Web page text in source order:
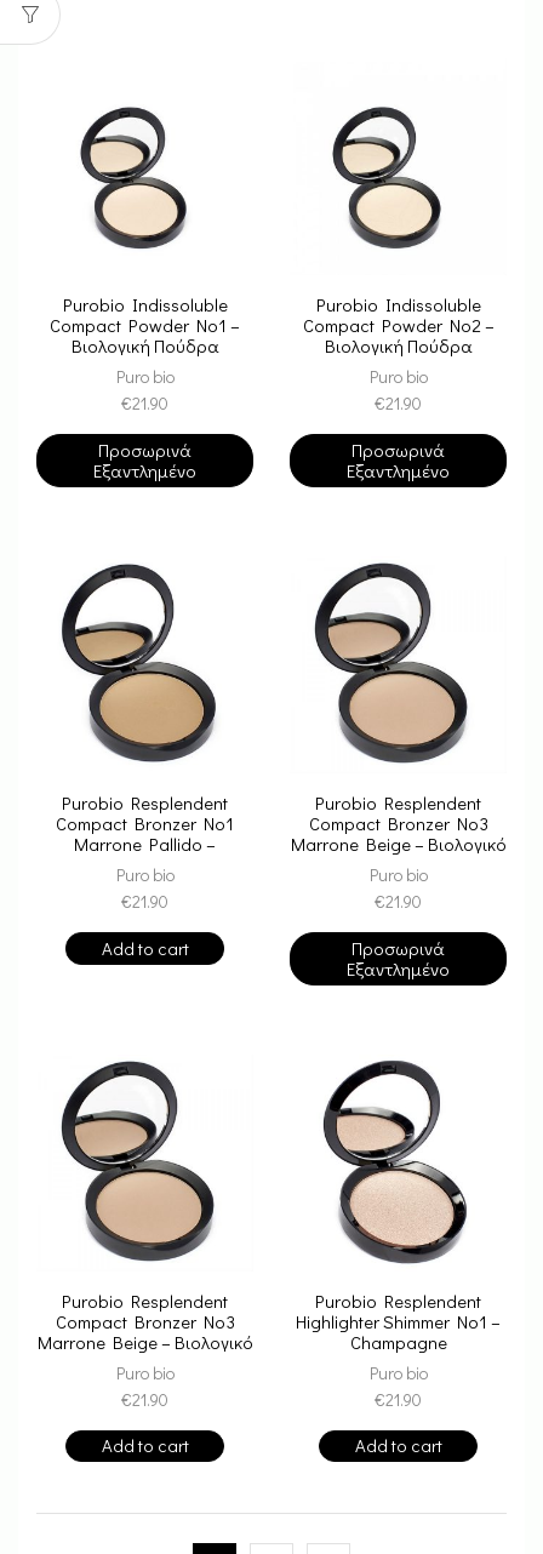
Purobio Indissoluble
Compact Powder Nο1 –
Βιολογική Πούδρα
Προσώπου
Puro bio
€21.90
Προσωρινά
Εξαντλημένο
Purobio Indissoluble
Compact Powder Nο2 –
Βιολογική Πούδρα
Προσώπου
Puro bio
€21.90
Προσωρινά
Εξαντλημένο
Purobio Resplendent
Compact Bronzer No1
Marrone Pallido –
Βιολογικό Bronzer
Puro bio
€21.90
Add to cart
Purobio Resplendent
Compact Bronzer No3
Marrone Beige – Βιολογικό
Bronzer
Puro bio
€21.90
Προσωρινά
Εξαντλημένο
Purobio Resplendent
Compact Bronzer No3
Marrone Beige – Βιολογικό
Bronzer
Puro bio
€21.90
Add to cart
Purobio Resplendent
Highlighter Shimmer No1 –
Champagne
Puro bio
€21.90
Add to cart